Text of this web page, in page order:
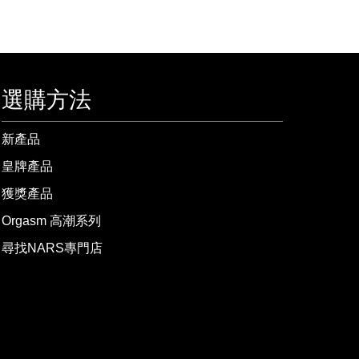
選購方法
新產品
皇牌產品
獲獎產品
Orgasm 高潮系列
尋找NARS專門店